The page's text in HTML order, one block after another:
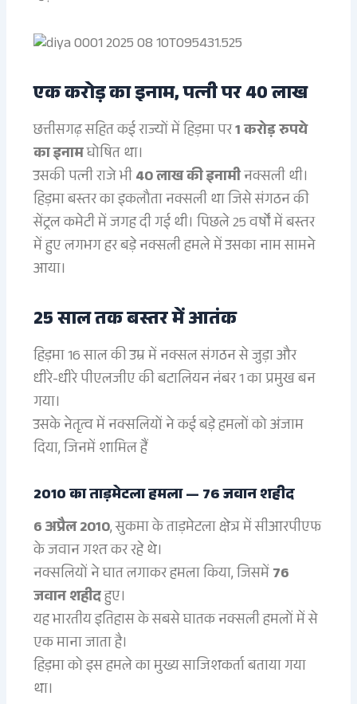
एक करोड़ का इनाम, पत्नी पर 40 लाख
छत्तीसगढ़ सहित कई राज्यों में हिड़मा पर1 करोड़ रुपये
का इनामघोषित था।
उसकी पत्नी राजे भी40 लाख की इनामीनक्सली थी।
हिड़मा बस्तर का इकलौता नक्सली था जिसे संगठन की
सेंट्रल कमेटी में जगह दी गई थी। पिछले 25 वर्षों में बस्तर
में हुए लगभग हर बड़े नक्सली हमले में उसका नाम सामने
आया।
25 साल तक बस्तर में आतंक
हिड़मा 16 साल की उम्र में नक्सल संगठन से जुड़ा और
धीरे-धीरे पीएलजीए की बटालियन नंबर 1 का प्रमुख बन
गया।
उसके नेतृत्व में नक्सलियों ने कई बड़े हमलों को अंजाम
दिया, जिनमें शामिल हैं
2010 का ताड़मेटला हमला — 76 जवान शहीद
6 अप्रैल 2010, सुकमा के ताड़मेटला क्षेत्र में सीआरपीएफ
के जवान गश्त कर रहे थे।
नक्सलियों ने घात लगाकर हमला किया, जिसमें76
जवान शहीदहुए।
यह भारतीय इतिहास के सबसे घातक नक्सली हमलों में से
एक माना जाता है।
हिड़मा को इस हमले का मुख्य साजिशकर्ता बताया गया
था।